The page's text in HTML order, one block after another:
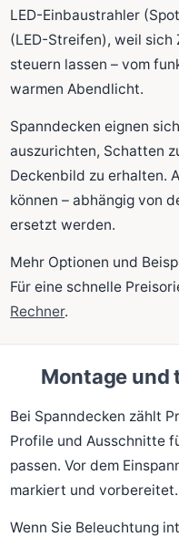
LED-Einbaustrahler
(LED-Streifen), weil sich
steuern lassen – vom
warmen Abendlicht.
Spanndecken eignen
auszurichten, Schatten
Deckenbild zu erhalten.
können – abhängig von
ersetzt werden.
Mehr Optionen und
Für eine schnelle
Rechner.
Montage und
Bei Spanndecken zählt
Profile und Ausschnitte
passen. Vor dem
markiert und vorbereitet.
Wenn Sie Beleuchtung